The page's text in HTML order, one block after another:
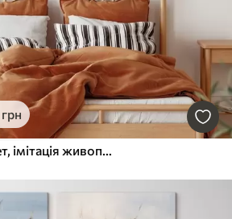
грн
Абстрактний портрет, імітація живопису